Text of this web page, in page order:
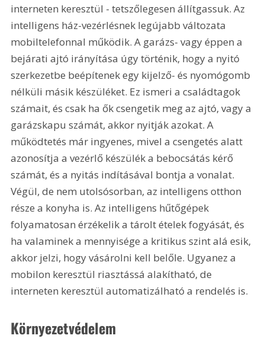
interneten keresztül - tetszőlegesen állítgassuk. Az
intelligens ház-vezérlésnek legújabb változata
mobiltelefonnal működik. A garázs- vagy éppen a
bejárati ajtó irányítása úgy történik, hogy a nyitó
szerkezetbe beépítenek egy kijelző- és nyomógomb
nélküli másik készüléket. Ez ismeri a családtagok
számait, és csak ha ők csengetik meg az ajtó, vagy a
garázskapu számát, akkor nyitják azokat. A
működtetés már ingyenes, mivel a csengetés alatt
azonosítja a vezérlő készülék a bebocsátás kérő
számát, és a nyitás indításával bontja a vonalat.
Végül, de nem utolsósorban, az intelligens otthon
része a konyha is. Az intelligens hűtőgépek
folyamatosan érzékelik a tárolt ételek fogyását, és
ha valaminek a mennyisége a kritikus szint alá esik,
akkor jelzi, hogy vásárolni kell belőle. Ugyanez a
mobilon keresztül riasztássá alakítható, de
interneten keresztül automatizálható a rendelés is.
Környezetvédelem